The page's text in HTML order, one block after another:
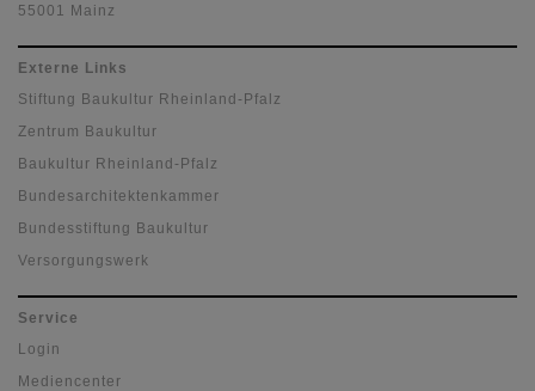
55001 Mainz
Externe Links
Stiftung Baukultur Rheinland-Pfalz
Zentrum Baukultur
Baukultur Rheinland-Pfalz
Bundesarchitektenkammer
Bundesstiftung Baukultur
Versorgungswerk
Service
Login
Mediencenter